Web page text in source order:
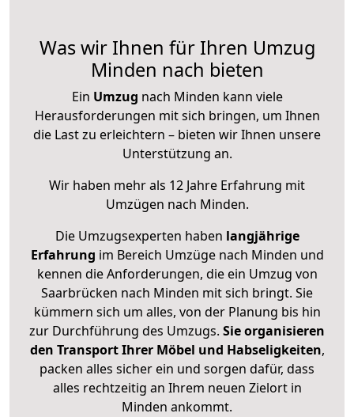
Was wir Ihnen für Ihren Umzug
Minden nach bieten
Ein Umzug nach Minden kann viele
Herausforderungen mit sich bringen, um Ihnen
die Last zu erleichtern – bieten wir Ihnen unsere
Unterstützung an.
Wir haben mehr als 12 Jahre Erfahrung mit
Umzügen nach Minden.
Die Umzugsexperten haben langjährige
Erfahrung im Bereich Umzüge nach Minden und
kennen die Anforderungen, die ein Umzug von
Saarbrücken nach Minden mit sich bringt. Sie
kümmern sich um alles, von der Planung bis hin
zur Durchführung des Umzugs. Sie organisieren
den Transport Ihrer Möbel und Habseligkeiten,
packen alles sicher ein und sorgen dafür, dass
alles rechtzeitig an Ihrem neuen Zielort in
Minden ankommt.